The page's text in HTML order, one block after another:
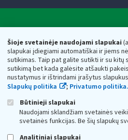
Šioje svetainėje naudojami slapukai
slapukai įdiegiami automatiškai ir jiems
sutikimas. Taip pat galite sutikti ir su kitų
sutikimą bet kada galėsite atšaukti
nustatymus ir ištrindami įrašytus
Slapukų politika
; Privatumo politika.
Būtinieji slapukai
Naudojami sklandžiam svetainės
svetainės funkcijas. Be šių slapukų
Analitiniai slapukai
Respublikos finansų
Biudžetinė įstaiga. Juridinio asmens
adresas: Vasario 16-osios g. 14, 01107
vmi@vmi.lt, E. pristatymo dėžutės adresas
Duomenys apie Valstybinę mokesčių
Respublikos finansų ministerijos kaupiami